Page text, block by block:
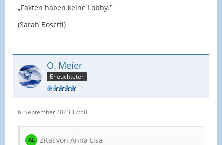
„Fakten haben keine Lobby.“
(Sarah Bosetti)
O. Meier
Erleuchteter
6. September 2023 17:58
Zitat von Anna Lisa